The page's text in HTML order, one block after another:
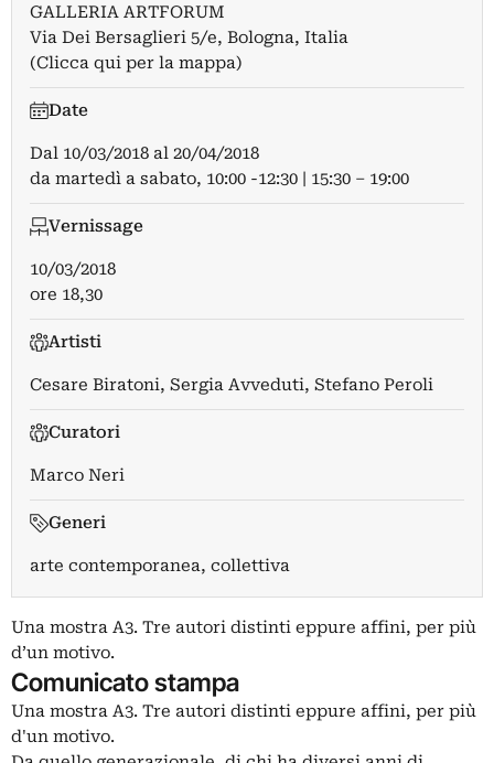
GALLERIA ARTFORUM
Via Dei Bersaglieri 5/e, Bologna, Italia
(Clicca qui per la mappa)
Date
Dal 10/03/2018 al 20/04/2018
da martedì a sabato, 10:00 -12:30 | 15:30 – 19:00
Vernissage
10/03/2018
ore 18,30
Artisti
Cesare Biratoni, Sergia Avveduti, Stefano Peroli
Curatori
Marco Neri
Generi
arte contemporanea, collettiva
Una mostra A3. Tre autori distinti eppure affini, per più
d’un motivo.
Comunicato stampa
Una mostra A3. Tre autori distinti eppure affini, per più
d'un motivo.